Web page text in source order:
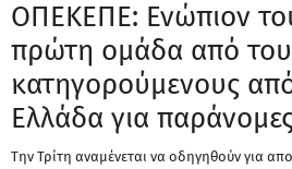
ΟΠΕΚΕΠΕ: Ενώπιον
πρώτη ομάδα από
κατηγορούμενους
Ελλάδα για
Την Τρίτη αναμένεται να οδηγηθούν για